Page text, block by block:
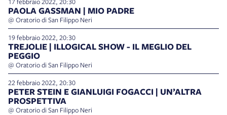
PAOLA GASSMAN | MIO PADRE
@ Oratorio di San Filippo Neri
19 febbraio 2022, 20:30
TREJOLIE | ILLOGICAL SHOW - IL MEGLIO DEL
PEGGIO
@ Oratorio di San Filippo Neri
22 febbraio 2022, 20:30
PETER STEIN E GIANLUIGI FOGACCI | UN’ALTRA
PROSPETTIVA
@ Oratorio di San Filippo Neri